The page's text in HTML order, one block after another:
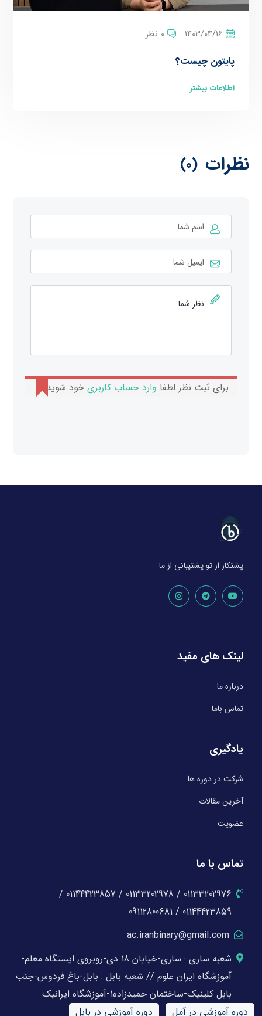
1403/04/16 0 نظر
پایتون چیست؟
اطلاعات بیشتر
نظرات (0)
برای ثبت نظر لطفا وارد حساب کاربری خود شوید.
پشتکار از تو پشتیبانی از ما
لینک های مفید
درباره ما
تماس باما
یادگیری
شرکت در دوره ها
آخرین مقالات
عضویت
تماس با ما
01133202976 / 01133202978 / 01144423857 /
01144423859 / 09112800681
ac.iranbinary@gmail.com
شعبه ساری : ساری-خیابان 18 دی-روبروی ایستگاه معلم-
آموزشگاه ایران علوم // شعبه بابل : بابل-باغ فردوس-جنب
بابل کلینیک-ساختمان حمیدزاده1-آموزشگاه ایرانیک
دوره آموزشی در آمل
دوره آموزشی در بابل